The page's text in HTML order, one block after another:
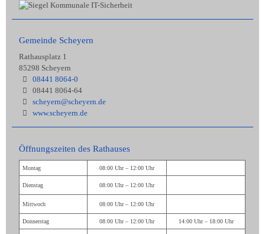
Gemeinde Scheyern
Rathausplatz 1
85298 Scheyern
08441 8064-0
08441 8064-64
scheyern@scheyern.de
www.scheyern.de
Öffnungszeiten des Rathauses
Montag 08:00 Uhr – 12:00 Uhr
Dienstag 08:00 Uhr – 12:00 Uhr
Mittwoch 08:00 Uhr – 12:00 Uhr
Donnerstag 08:00 Uhr – 12:00 Uhr 14:00 Uhr – 18:00 Uhr